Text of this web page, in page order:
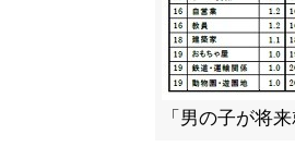
「男の子が将